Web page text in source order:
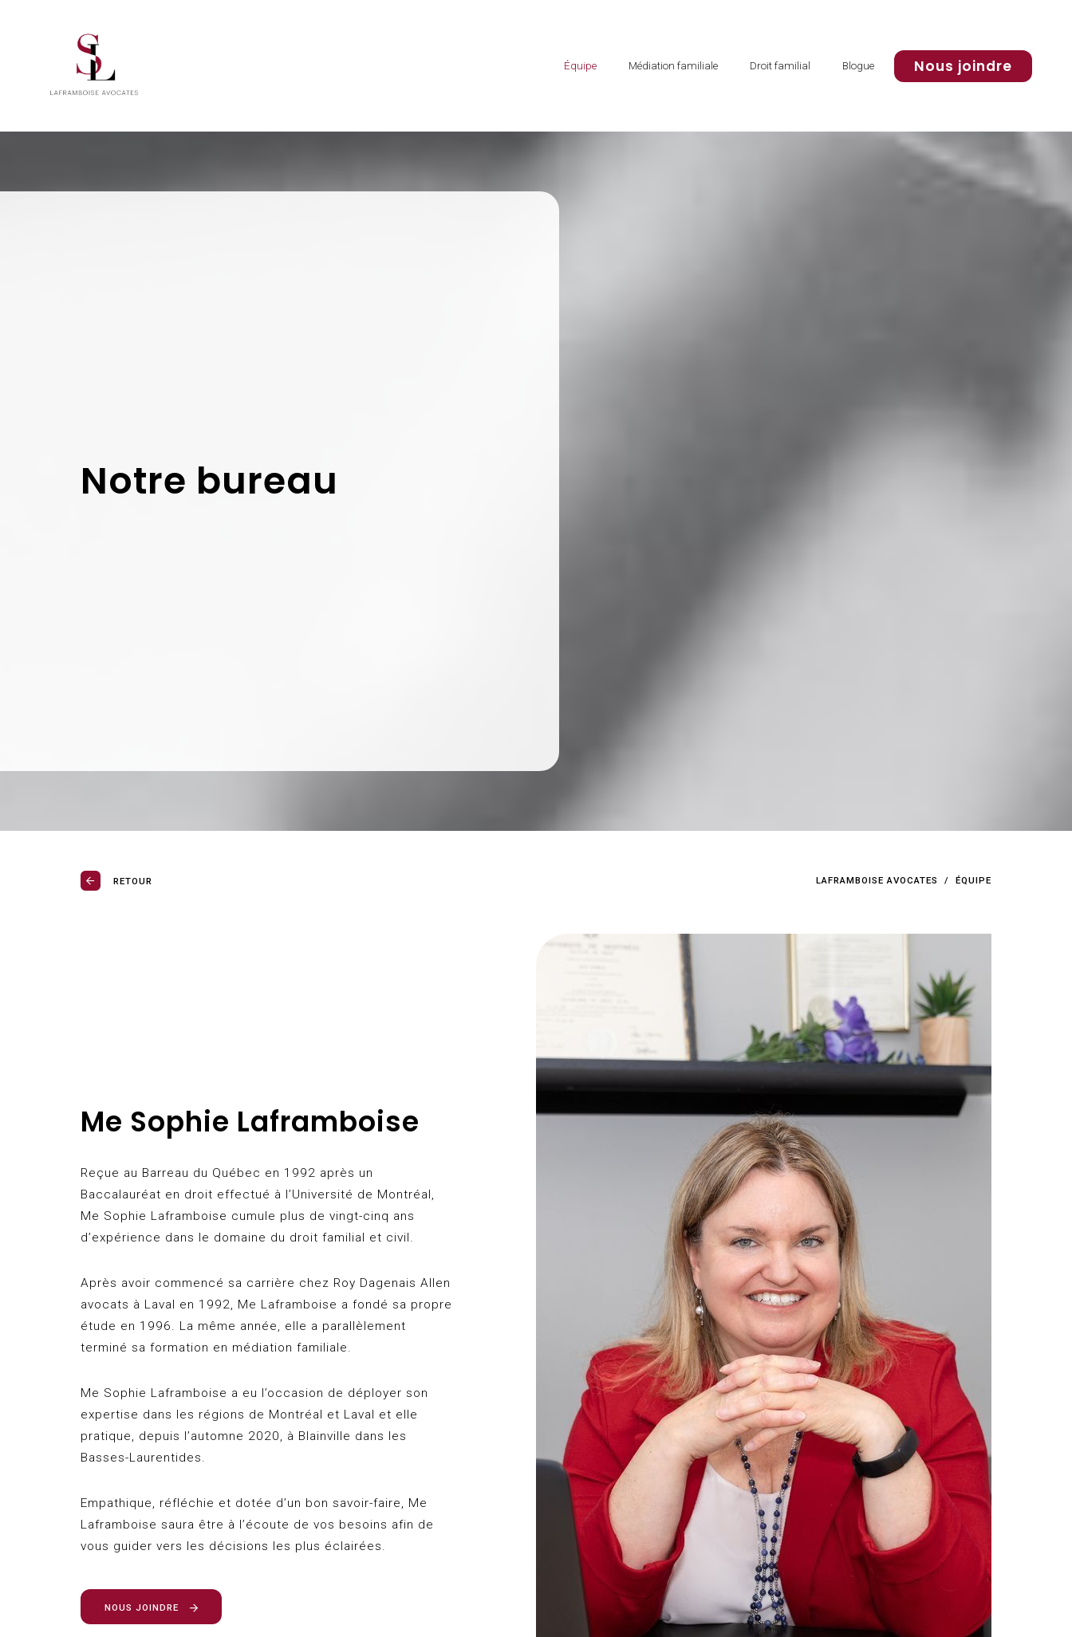
Équipe Médiation familiale Droit familial Blogue Nous joindre
Notre bureau
RETOUR LAFRAMBOISE AVOCATES ÉQUIPE
Me Sophie Laframboise
Reçue au Barreau du Québec en 1992 après un
Baccalauréat en droit effectué à l’Université de Montréal,
Me Sophie Laframboise cumule plus de vingt-cinq ans
d’expérience dans le domaine du droit familial et civil.
Après avoir commencé sa carrière chez Roy Dagenais Allen
avocats à Laval en 1992, Me Laframboise a fondé sa propre
étude en 1996. La même année, elle a parallèlement
terminé sa formation en médiation familiale.
Me Sophie Laframboise a eu l’occasion de déployer son
expertise dans les régions de Montréal et Laval et elle
pratique, depuis l’automne 2020, à Blainville dans les
Basses-Laurentides.
Empathique, réfléchie et dotée d’un bon savoir-faire, Me
Laframboise saura être à l’écoute de vos besoins afin de
vous guider vers les décisions les plus éclairées.
NOUS JOINDRE